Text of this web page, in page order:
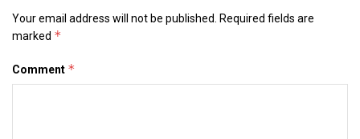
Your email address will not be published.
Required fields are
marked *
Comment *